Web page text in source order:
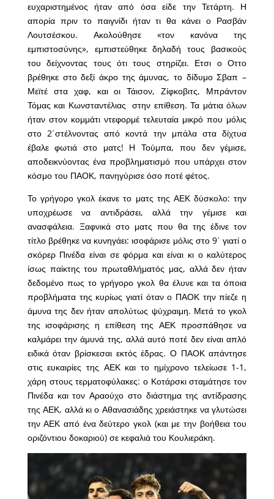
ευχαριστημένος ήταν από όσα είδε την Τετάρτη. Η
απορία πριν το παιγνίδι ήταν τι θα κάνει ο Ρασβάν
Λουτσέσκου. Ακολούθησε «τον κανόνα της
εμπιστοσύνης», εμπιστεύθηκε δηλαδή τους βασικούς
του δείχνοντας τους ότι τους στηρίζει. Ετσι ο Οττο
βρέθηκε στο δεξί άκρο της άμυνας, το δίδυμο Σβαπ –
Μεϊτέ στα χαφ, και οι Τάισον, Ζίφκοβιτς, Μπράντον
Τόμας και Κωνσταντέλιας στην επίθεση. Τα μάτια όλων
ήταν στον κομμάτι ντεφορμέ τελευταία μικρό που μόλις
στο 2΄στέλνοντας από κοντά την μπάλα στα δίχτυα
έβαλε φωτιά στο ματς! Η Τούμπα, που δεν γέμισε,
αποδεικνύοντας ένα προβληματισμό που υπάρχει στον
κόσμο του ΠΑΟΚ, πανηγύρισε όσο ποτέ φέτος.
Το γρήγορο γκολ έκανε το ματς της ΑΕΚ δύσκολο: την
υποχρέωσε να αντιδράσει, αλλά την γέμισε και
ανασφάλεια. Ξαφνικά στο ματς που θα της έδινε τον
τίτλο βρέθηκε να κυνηγάει: ισοφάρισε μόλις στο 9΄ γιατί ο
σκόρερ Πινέδα είναι σε φόρμα και είναι κι ο καλύτερος
ίσως παίκτης του πρωταθλήματός μας, αλλά δεν ήταν
δεδομένο πως το γρήγορο γκολ θα έλυνε και τα όποια
προβλήματα της κυρίως γιατί όταν ο ΠΑΟΚ την πίεζε η
άμυνα της δεν ήταν απολύτως ψύχραιμη. Μετά το γκολ
της ισοφάρισης η επίθεση της ΑΕΚ προσπάθησε να
καλμάρει την άμυνά της, αλλά αυτό ποτέ δεν είναι απλό
ειδικά όταν βρίσκεσαι εκτός έδρας. Ο ΠΑΟΚ απάντησε
στις ευκαιρίες της ΑΕΚ και το ημίχρονο τελείωσε 1-1,
χάρη στους τερματοφύλακες: ο Κοτάρσκι σταμάτησε τον
Πινέδα και τον Αραούχο στο διάστημα της αντίδρασης
της ΑΕΚ, αλλά κι ο Αθανασιάδης χρειάστηκε να γλυτώσει
την ΑΕΚ από ένα δεύτερο γκολ (και με την βοήθεια του
οριζόντιου δοκαριού) σε κεφαλιά του Κουλιεράκη.